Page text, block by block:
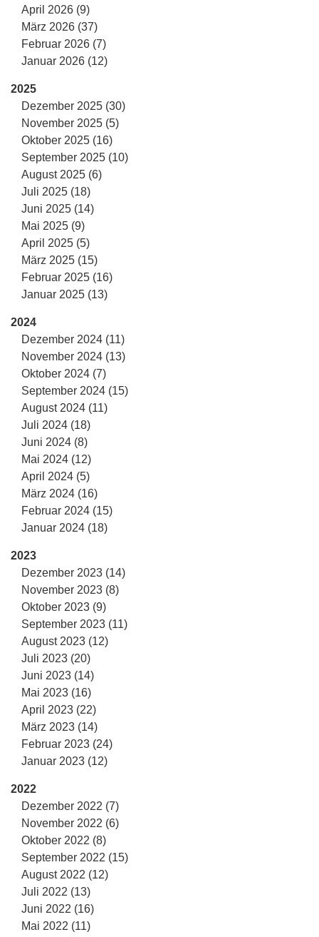
April 2026 (9)
März 2026 (37)
Februar 2026 (7)
Januar 2026 (12)
2025
Dezember 2025 (30)
November 2025 (5)
Oktober 2025 (16)
September 2025 (10)
August 2025 (6)
Juli 2025 (18)
Juni 2025 (14)
Mai 2025 (9)
April 2025 (5)
März 2025 (15)
Februar 2025 (16)
Januar 2025 (13)
2024
Dezember 2024 (11)
November 2024 (13)
Oktober 2024 (7)
September 2024 (15)
August 2024 (11)
Juli 2024 (18)
Juni 2024 (8)
Mai 2024 (12)
April 2024 (5)
März 2024 (16)
Februar 2024 (15)
Januar 2024 (18)
2023
Dezember 2023 (14)
November 2023 (8)
Oktober 2023 (9)
September 2023 (11)
August 2023 (12)
Juli 2023 (20)
Juni 2023 (14)
Mai 2023 (16)
April 2023 (22)
März 2023 (14)
Februar 2023 (24)
Januar 2023 (12)
2022
Dezember 2022 (7)
November 2022 (6)
Oktober 2022 (8)
September 2022 (15)
August 2022 (12)
Juli 2022 (13)
Juni 2022 (16)
Mai 2022 (11)